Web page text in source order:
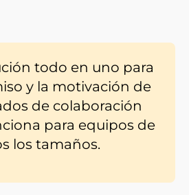
todo en uno para
y la motivación de
de colaboración
para equipos de
los tamaños.